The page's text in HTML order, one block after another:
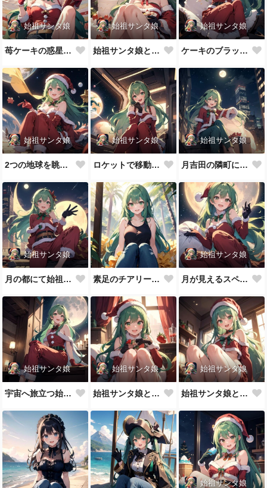
始祖サンタ娘
苺ケーキの惑星にて始祖サンタ娘
始祖サンタ娘
始祖サンタ娘と多段ケーキ
始祖サンタ娘
ケーキのブラックホールに吸い込まれる始祖サンタ娘
始祖サンタ娘
2つの地球を眺める始祖サンタ娘
始祖サンタ娘
ロケットで移動中の始祖サンタ娘
始祖サンタ娘
月吉田の隣町にて始祖サンタ娘
始祖サンタ娘
月の都にて始祖サンタ娘 素足のチアリーダー 緑髪少女
始祖サンタ娘
月が見えるスペース景勝地へ来た始祖サンタ娘
始祖サンタ娘
宇宙へ旅立つ始祖サンタ娘
始祖サンタ娘
始祖サンタ娘と苺のケーキ
始祖サンタ娘
始祖サンタ娘と苺のケーキ
始祖サンタ娘